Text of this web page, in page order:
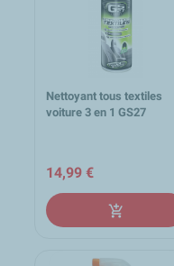
Nettoyant tous textiles
voiture 3 en 1 GS27
14,99 €
add_shopping_cart